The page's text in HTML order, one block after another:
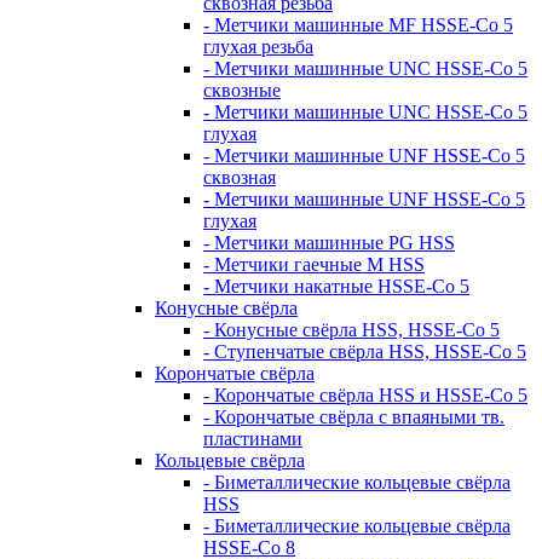
- Метчики машинные MF HSSE-Co 5
глухая резьба
- Метчики машинные UNC HSSE-Co 5
сквозные
- Метчики машинные UNC HSSE-Co 5
глухая
- Метчики машинные UNF HSSE-Co 5
сквозная
- Метчики машинные UNF HSSE-Co 5
глухая
- Метчики машинные PG HSS
- Метчики гаечные M HSS
- Метчики накатные HSSE-Co 5
Конусные свёрла
- Конусные свёрла HSS, HSSE-Co 5
- Ступенчатые свёрла HSS, HSSE-Co 5
Корончатые свёрла
- Корончатые свёрла HSS и HSSE-Co 5
- Корончатые свёрла с впаяными тв.
пластинами
Кольцевые свёрла
- Биметаллические кольцевые свёрла
HSS
- Биметаллические кольцевые свёрла
HSSE-Co 8